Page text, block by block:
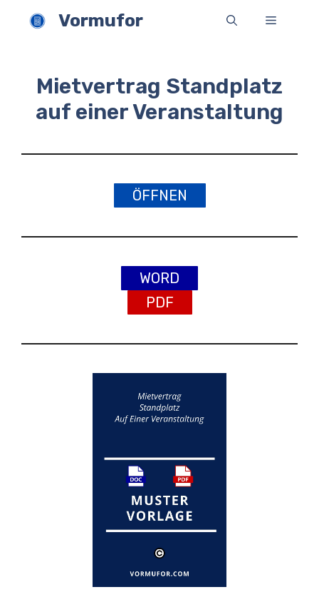
Inhalt
Vormufor Menü
Mietvertrag Standplatz
auf einer Veranstaltung
ÖFFNEN
WORD
PDF